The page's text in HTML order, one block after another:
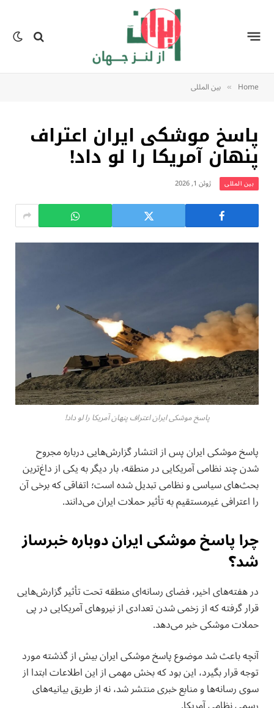
Home
» بين المللى
پاسخ موشکی ایران اعتراف
پنهان آمریکا را لو داد!
بين المللى ژوئن 1, 2026
پاسخ موشکی ایران اعتراف پنهان آمریکا را لو داد!
پاسخ موشکی ایران پس از انتشار گزارش‌هایی درباره مجروح
شدن چند نظامی آمریکایی در منطقه، بار دیگر به یکی از داغ‌ترین
بحث‌های سیاسی و نظامی تبدیل شده است؛ اتفاقی که برخی آن
را اعترافی غیرمستقیم به تأثیر حملات ایران می‌دانند.
چرا پاسخ موشکی ایران دوباره خبرساز
شد؟
در هفته‌های اخیر، فضای رسانه‌ای منطقه تحت تأثیر گزارش‌هایی
قرار گرفته که از زخمی شدن تعدادی از نیروهای آمریکایی در پی
حملات موشکی خبر می‌دهد.
آنچه باعث شد موضوع پاسخ موشکی ایران بیش از گذشته مورد
توجه قرار بگیرد، این بود که بخش مهمی از این اطلاعات ابتدا از
سوی رسانه‌ها و منابع خبری منتشر شد، نه از طریق بیانیه‌های